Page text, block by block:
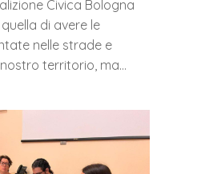
Civica Bologna
di avere le
nelle strade e
territorio, ma…